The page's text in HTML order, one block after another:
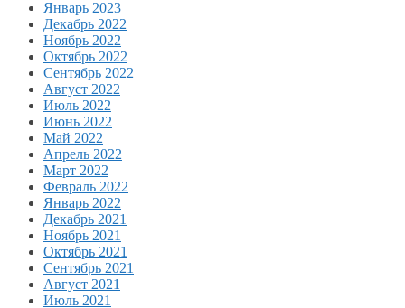
Январь 2023
Декабрь 2022
Ноябрь 2022
Октябрь 2022
Сентябрь 2022
Август 2022
Июль 2022
Июнь 2022
Май 2022
Апрель 2022
Март 2022
Февраль 2022
Январь 2022
Декабрь 2021
Ноябрь 2021
Октябрь 2021
Сентябрь 2021
Август 2021
Июль 2021